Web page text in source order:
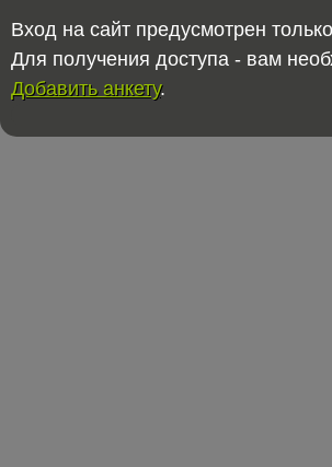
Вход на сайт предусмотрен
Для получения доступа - вам
Добавить анкету.